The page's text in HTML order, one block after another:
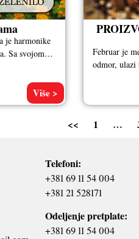
je harmonike
Sa svojom
Više >
Februar je
odmor, ulazi
<< 1 …
Telefoni:
+381 69 11 54 004
+381 21 528171
Odeljenje pretplate:
+381 69 11 54 004